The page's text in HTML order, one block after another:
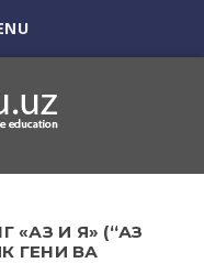
И Я» (“АЗ
ГЕНИ ВА